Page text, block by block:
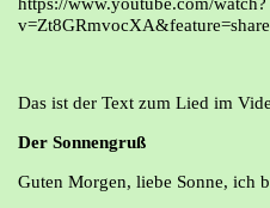
v=Zt8GRmvocXA&feature=share
Das ist der Text zum Lied im
Der Sonnengruß
Guten Morgen, liebe Sonne, ich